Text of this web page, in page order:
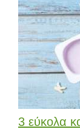
3 εύκολα